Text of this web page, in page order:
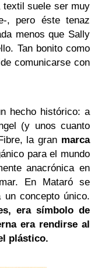
textil suele ser muy
, pero éste tenaz
menos que Sally
Tan bonito como
comunicarse con
hecho histórico: a
(y unos cuanto
la gran marca
para el mundo
anacrónica en
En Mataró se
concepto único.
era símbolo de
era rendirse al
plástico.